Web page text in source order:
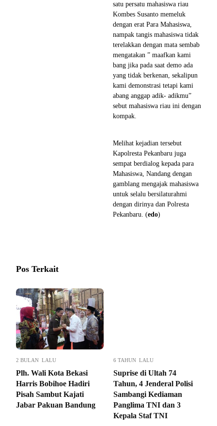
satu persatu mahasiswa riau
Kombes Susanto memeluk
dengan erat Para Mahasiswa,
nampak tangis mahasiswa tidak
terelakkan dengan mata sembab
mengatakan ” maafkan kami
bang jika pada saat demo ada
yang tidak berkenan, sekalipun
kami demonstrasi tetapi kami
abang anggap adik- adikmu”
sebut mahasiswa riau ini dengan
kompak.
Melihat kejadian tersebut
Kapolresta Pekanbaru juga
sempat berdialog kepada para
Mahasiswa, Nandang dengan
gamblang mengajak mahasiswa
untuk selalu bersilaturahmi
dengan dirinya dan Polresta
Pekanbaru. (edo)
Pos Terkait
2 BULAN LALU
Plh. Wali Kota Bekasi
Harris Bobihoe Hadiri
Pisah Sambut Kajati
Jabar Pakuan Bandung
6 TAHUN LALU
Suprise di Ultah 74
Tahun, 4 Jenderal Polisi
Sambangi Kediaman
Panglima TNI dan 3
Kepala Staf TNI